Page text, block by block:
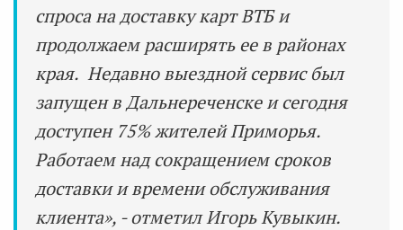
спроса на доставку карт ВТБ и
продолжаем расширять ее в районах
края. Недавно выездной сервис был
запущен в Дальнереченске и сегодня
доступен 75% жителей Приморья.
Работаем над сокращением сроков
доставки и времени обслуживания
клиента», - отметил Игорь Кувыкин.